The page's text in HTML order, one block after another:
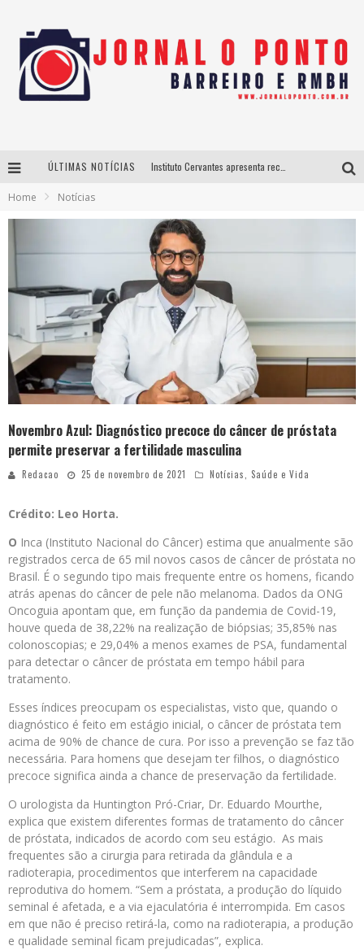
ÚLTIMAS NOTÍCIAS
Home Notícias
Novembro Azul: Diagnóstico precoce do câncer de próstata
permite preservar a fertilidade masculina
Redacao 25 de novembro de 2021 Notícias, Saúde e Vida
Crédito: Leo Horta.
O Inca (Instituto Nacional do Câncer) estima que anualmente são
registrados cerca de 65 mil novos casos de câncer de próstata no
Brasil. É o segundo tipo mais frequente entre os homens, ficando
atrás apenas do câncer de pele não melanoma. Dados da ONG
Oncoguia apontam que, em função da pandemia de Covid-19,
houve queda de 38,22% na realização de biópsias; 35,85% nas
colonoscopias; e 29,04% a menos exames de PSA, fundamental
para detectar o câncer de próstata em tempo hábil para
tratamento.
Esses índices preocupam os especialistas, visto que, quando o
diagnóstico é feito em estágio inicial, o câncer de próstata tem
acima de 90% de chance de cura. Por isso a prevenção se faz tão
necessária. Para homens que desejam ter filhos, o diagnóstico
precoce significa ainda a chance de preservação da fertilidade.
O urologista da Huntington Pró-Criar, Dr. Eduardo Mourthe,
explica que existem diferentes formas de tratamento do câncer
de próstata, indicados de acordo com seu estágio. As mais
frequentes são a cirurgia para retirada da glândula e a
radioterapia, procedimentos que interferem na capacidade
reprodutiva do homem. “Sem a próstata, a produção do líquido
seminal é afetada, e a via ejaculatória é interrompida. Em casos
em que não é preciso retirá-la, como na radioterapia, a produção
e qualidade seminal ficam prejudicadas”, explica.